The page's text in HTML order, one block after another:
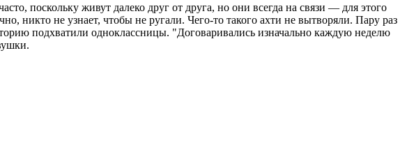
поскольку живут далеко друг от друга, но они всегда на связи — для этого
никто не узнает, чтобы не ругали. Чего-то такого ахти не вытворяли. Пару раз
подхватили одноклассницы. "Договаривались изначально каждую неделю